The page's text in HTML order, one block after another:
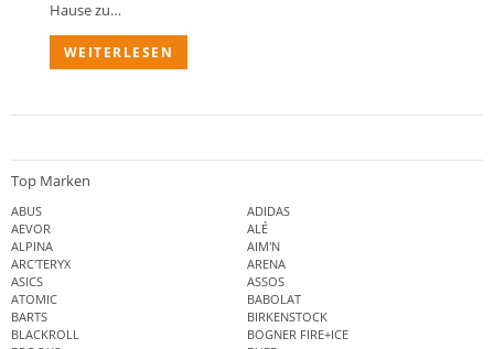
Hause zu…
WEITERLESEN
Top Marken
ABUS
ADIDAS
AEVOR
ALÉ
ALPINA
AIM'N
ARC'TERYX
ARENA
ASICS
ASSOS
ATOMIC
BABOLAT
BARTS
BIRKENSTOCK
BLACKROLL
BOGNER FIRE+ICE